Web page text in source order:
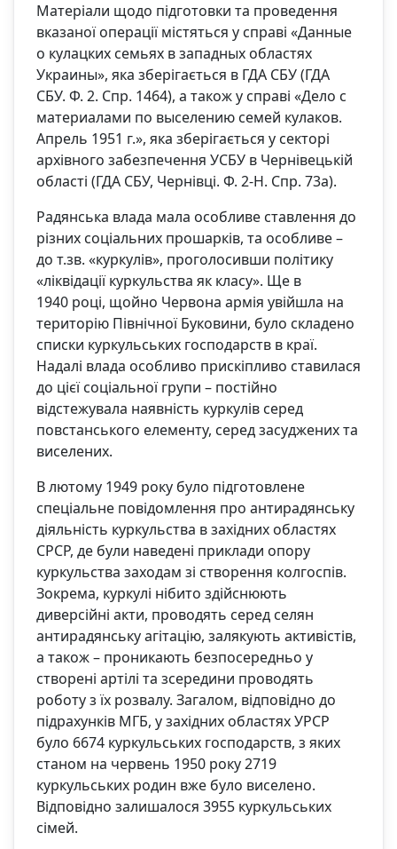
Матеріали щодо підготовки та проведення
вказаної операції містяться у справі «Данные
о кулацких семьях в западных областях
Украины», яка зберігається в ГДА СБУ (ГДА
СБУ. Ф. 2. Спр. 1464), а також у справі «Дело с
материалами по выселению семей кулаков.
Апрель 1951 г.», яка зберігається у секторі
архівного забезпечення УСБУ в Чернівецькій
області (ГДА СБУ, Чернівці. Ф. 2-Н. Спр. 73а).
Радянська влада мала особливе ставлення до
різних соціальних прошарків, та особливе –
до т.зв. «куркулів», проголосивши політику
«ліквідації куркульства як класу». Ще в
1940 році, щойно Червона армія увійшла на
територію Північної Буковини, було складено
списки куркульських господарств в краї.
Надалі влада особливо прискіпливо ставилася
до цієї соціальної групи – постійно
відстежувала наявність куркулів серед
повстанського елементу, серед засуджених та
виселених.
В лютому 1949 року було підготовлене
спеціальне повідомлення про антирадянську
діяльність куркульства в західних областях
СРСР, де були наведені приклади опору
куркульства заходам зі створення колгоспів.
Зокрема, куркулі нібито здійснюють
диверсійні акти, проводять серед селян
антирадянську агітацію, залякують активістів,
а також – проникають безпосередньо у
створені артілі та зсередини проводять
роботу з їх розвалу. Загалом, відповідно до
підрахунків МГБ, у західних областях УРСР
було 6674 куркульських господарств, з яких
станом на червень 1950 року 2719
куркульських родин вже було виселено.
Відповідно залишалося 3955 куркульських
сімей.